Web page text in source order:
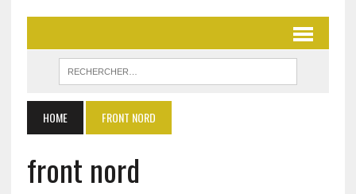
HOME FRONT NORD
front nord